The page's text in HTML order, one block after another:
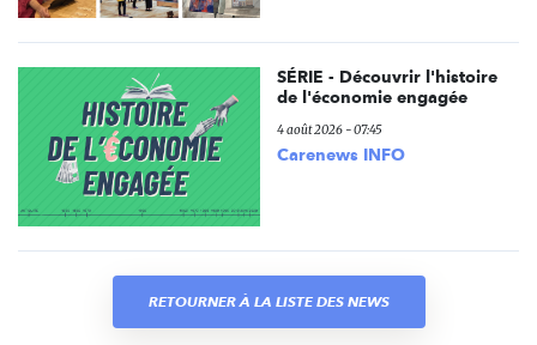
SÉRIE - Découvrir l'histoire
de l'économie engagée
4 août 2026 - 07:45
Carenews INFO
RETOURNER À LA LISTE DES NEWS